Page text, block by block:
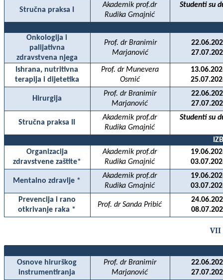
Stručna praksa I
Akademik prof.dr
Rudika Gmajnić
Studenti su
Onkologija i
palijativna
zdravstvena njega
Prof. dr Branimir
Marjanović
Ishrana, nutritivna
terapija i dijetetika
Prof. dr Munevera
Osmić
Hirurgija
Prof. dr Branimir
Marjanović
Stručna praksa II
Akademik prof.dr
Rudika Gmajnić
Studenti su
Organizacija
zdravstvene zaštite*
Akademik prof.dr
Rudika Gmajnić
Mentalno zdravlje *
Akademik prof.dr
Rudika Gmajnić
Prevencija i rano
otkrivanje raka *
Prof. dr Sanda Pribić
VII
Osnove hirurškog
instrumentiranja
Prof. dr Branimir
Marjanović